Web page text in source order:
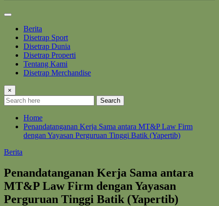
Berita
Disetrap Sport
Disetrap Dunia
Disetrap Properti
Tentang Kami
Disetrap Merchandise
×
Search
Home
Penandatanganan Kerja Sama antara MT&P Law Firm
dengan Yayasan Perguruan Tinggi Batik (Yapertib)
Berita
Penandatanganan Kerja Sama antara
MT&P Law Firm dengan Yayasan
Perguruan Tinggi Batik (Yapertib)